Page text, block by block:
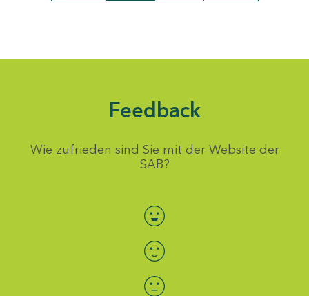
Feedback
Wie zufrieden sind Sie mit der Website der
SAB?
Bewertung auswählen